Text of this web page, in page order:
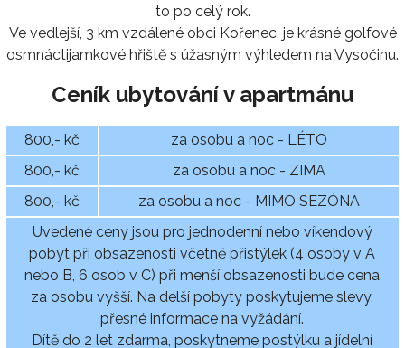
to po celý rok.
Ve vedlejší, 3 km vzdálené obci Kořenec, je krásné golfové
osmnáctijamkové hřiště s úžasným výhledem na Vysočinu.
Ceník ubytování v apartmánu
800,- kč
za osobu a noc - LÉTO
800,- kč
za osobu a noc - ZIMA
800,- kč
za osobu a noc - MIMO SEZÓNA
Uvedené ceny jsou pro jednodenní nebo víkendový
pobyt při obsazenosti včetně přistýlek (4 osoby v A
nebo B, 6 osob v C) při menší obsazenosti bude cena
za osobu vyšší. Na delší pobyty poskytujeme slevy,
přesné informace na vyžádání.
Dítě do 2 let zdarma, poskytneme postýlku a jídelní